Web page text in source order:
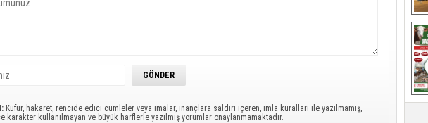
Küfür, hakaret, rencide edici cümleler veya imalar, inançlara saldırı içeren, imla kuralları ile yazılmamış,
karakter kullanılmayan ve büyük harflerle yazılmış yorumlar onaylanmamaktadır.